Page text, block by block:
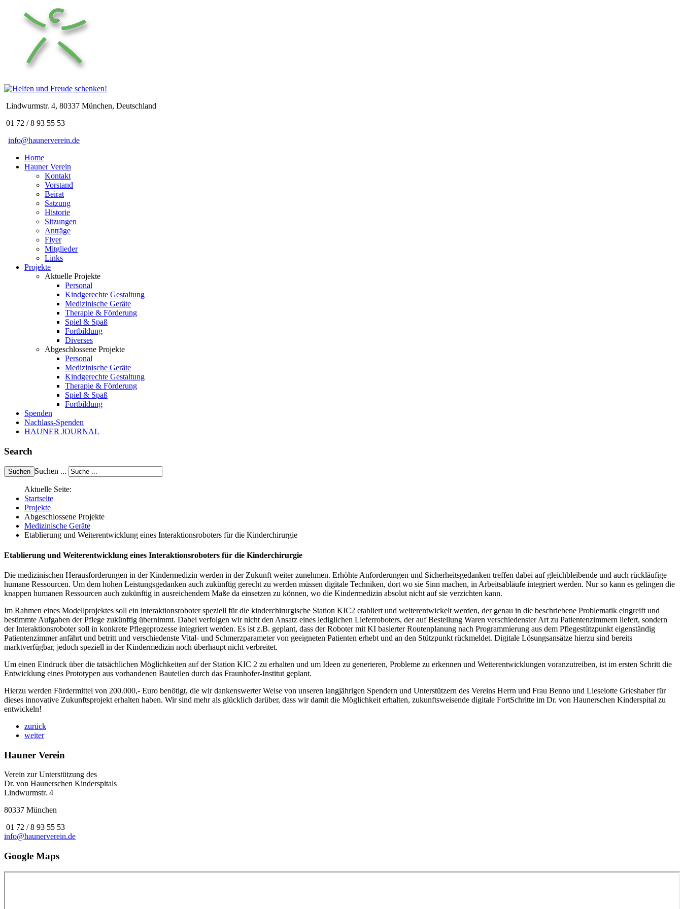
Lindwurmstr. 4, 80337 München, Deutschland
01 72 / 8 93 55 53
info@haunerverein.de
Home
Hauner Verein
Kontakt
Vorstand
Beirat
Satzung
Historie
Sitzungen
Anträge
Flyer
Mitglieder
Links
Projekte
Aktuelle Projekte
Personal
Kindgerechte Gestaltung
Medizinische Geräte
Therapie & Förderung
Spiel & Spaß
Fortbildung
Diverses
Abgeschlossene Projekte
Personal
Medizinische Geräte
Kindgerechte Gestaltung
Therapie & Förderung
Spiel & Spaß
Fortbildung
Spenden
Nachlass-Spenden
HAUNER JOURNAL
Search
Suchen ...
Aktuelle Seite:
Startseite
Projekte
Abgeschlossene Projekte
Medizinische Geräte
Etablierung und Weiterentwicklung eines Interaktionsroboters für die Kinderchirurgie
Etablierung und Weiterentwicklung eines Interaktionsroboters für die Kinderchirurgie
Die medizinischen Herausforderungen in der Kindermedizin werden in der Zukunft weiter zunehmen. Erhöhte Anforderungen und Sicherheitsgedanken treffen dabei auf gleichbleibende und auch rückläufige
humane Ressourcen. Um dem hohen Leistungsgedanken auch zukünftig gerecht zu werden müssen digitale Techniken, dort wo sie Sinn machen, in Arbeitsabläufe integriert werden. Nur so kann es gelingen die
knappen humanen Ressourcen auch zukünftig in ausreichendem Maße da einsetzen zu können, wo die Kindermedizin absolut nicht auf sie verzichten kann.
Im Rahmen eines Modellprojektes soll ein lnteraktionsroboter speziell für die kinderchirurgische Station KIC2 etabliert und weiterentwickelt werden, der genau in die beschriebene Problematik eingreift und
bestimmte Aufgaben der Pflege zukünftig übernimmt. Dabei verfolgen wir nicht den Ansatz eines lediglichen Lieferroboters, der auf Bestellung Waren verschiedenster Art zu Patientenzimmern liefert, sondern
der lnteraktionsroboter soll in konkrete Pflegeprozesse integriert werden. Es ist z.B. geplant, dass der Roboter mit KI basierter Routenplanung nach Programmierung aus dem Pflegestützpunkt eigenständig
Patientenzimmer anfährt und betritt und verschiedenste Vital- und Schmerzparameter von geeigneten Patienten erhebt und an den Stützpunkt rückmeldet. Digitale Lösungsansätze hierzu sind bereits
marktverfügbar, jedoch speziell in der Kindermedizin noch überhaupt nicht verbreitet.
Um einen Eindruck über die tatsächlichen Möglichkeiten auf der Station KIC 2 zu erhalten und um Ideen zu generieren, Probleme zu erkennen und Weiterentwicklungen voranzutreiben, ist im ersten Schritt die
Entwicklung eines Prototypen aus vorhandenen Bauteilen durch das Fraunhofer-Institut geplant.
Hierzu werden Fördermittel von 200.000,- Euro benötigt, die wir dankenswerter Weise von unseren langjährigen Spendern und Unterstützern des Vereins Herrn und Frau Benno und Lieselotte Grieshaber für
dieses innovative Zukunftsprojekt erhalten haben. Wir sind mehr als glücklich darüber, dass wir damit die Möglichkeit erhalten, zukunftsweisende digitale FortSchritte im Dr. von Haunerschen Kinderspital zu
entwickeln!
zurück
weiter
Hauner Verein
Verein zur Unterstützung des
Dr. von Haunerschen Kinderspitals
Lindwurmstr. 4
80337 München
01 72 / 8 93 55 53
info@haunerverein.de
Google Maps